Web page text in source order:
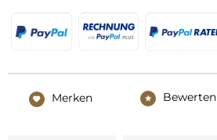
Merken Bewerten